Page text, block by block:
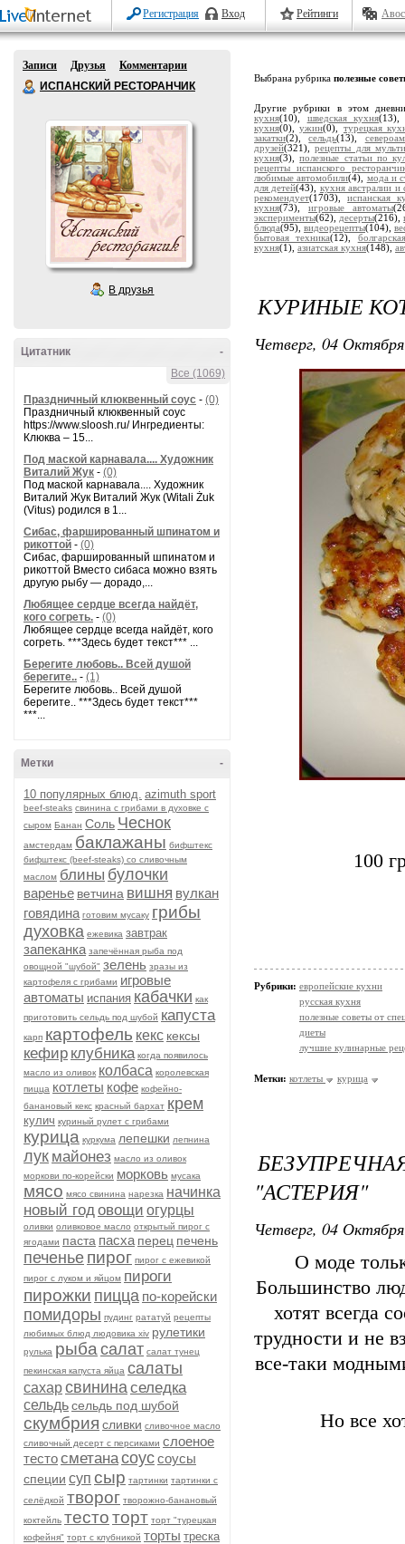
Регистрация Вход Рейтинги
Записи Друзья
Комментарии
ИСПАНСКИЙ РЕСТОРАНЧИК
В друзья
-
Цитатник
Все (1069)
Праздничный клюквенный соус - (0)
Праздничный клюквенный соус
https://www.sloosh.ru/ Ингредиенты:
Клюква – 15...
Под маской карнавала.... Художник
Виталий Жук - (0)
Под маской карнавала.... Художник
Виталий Жук Виталий Жук (Witali Żuk
(Vitus) родился в 1...
Сибас, фаршированный шпинатом и
рикоттой - (0)
Сибас, фаршированный шпинатом и
рикоттой Вместо сибаса можно взять
другую рыбу — дорадо,...
Любящее сердце всегда найдёт,
кого согреть. - (0)
Любящее сердце всегда найдёт, кого
согреть. ***Здесь будет текст*** ...
Берегите любовь.. Всей душой
берегите.. - (1)
Берегите любовь.. Всей душой
берегите.. ***Здесь будет текст***
***...
-
Метки
10 популярных блюд. azimuth sport
beef-stеаks cвинина с грибами в духовке с
сыром Банан Соль Чеснок
амстердам баклажаны бифштекс
бифштекс (beef-stеаks) со сливочным
маслом блины булочки
варенье ветчина вишня вулкан
говядина готовим мусаку грибы
духовка ежевика завтрак
запеканка запечённая рыба под
овощной "шубой" зелень зразы из
картофеля с грибами игровые
автоматы испания кабачки как
приготовить сельдь под шубой капуста
карп картофель кекс кексы
кефир клубника когда появилось
масло из оливок колбаса королевская
пицца котлеты кофе кофейно-
банановый кекс красный бархат крем
кулич куриный рулет с грибами
курица куркума лепешки лепнина
лук майонез масло из оливок
моркови по-корейски морковь мусака
мясо мясо свинина нарезка начинка
новый годовощи огурцы
оливки оливковое масло открытый пирог с
ягодами паста пасха перец печень
печенье пирог пирог с ежевикой
пирог с луком и яйцом пироги
пирожки пицца по-корейски
помидоры пудинг рататуй рецепты
любимых блюд людовика xiv рулетики
рулька рыба салат салат тунец
пекинская капуста яйца салаты
сахарсвининаселедка
сельдьсельдь под шубой
скумбрия сливки сливочное масло
сливочный десерт с персиками слоеное
тестосметанасоуссоусы
специи суп сыр тартинки тартинки с
селёдкой творог творожно-банановый
коктейль тестоторт торт "турецкая
кофейня" торт с клубникой торты треска
Выбрана рубрика полезные
Другие рубрики в этом
кухня(10), шведская кухня
кухня(0),ужин(0), турецкая
закатки(2),сельдь(13),
друзей(321),рецепты для
кухня(3),полезные статьи по
рецепты испанского
любимые автомобили(4), мода и
для детей(43), кухня австралии и
рекомендует(1703),испанская
кухня(73), игровые автоматы
эксперименты(62), десерты(216),
блюда(95), видеорецепты(104),
бытовая техника(12),
кухня(1), азиатская кухня(148),
КУРИНЫЕ
Четверг, 04
100
Рубрики: европейские кухни
русская кухня
полезные советы от
диеты
лучшие кулинарные
Метки: котлеты курица
"АСТЕРИЯ"
Четверг, 04
О моде
Большинство
хотят всегда
трудности и не
все-таки
Но все